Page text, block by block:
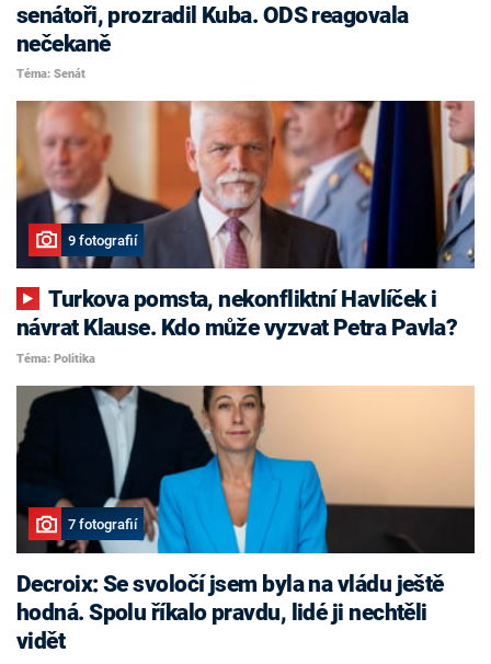
senátoři, prozradil Kuba. ODS reagovala
nečekaně
Téma: Senát
9 fotografií
Turkova pomsta, nekonfliktní Havlíček i
návrat Klause. Kdo může vyzvat Petra Pavla?
Téma: Politika
7 fotografií
Decroix: Se svoločí jsem byla na vládu ještě
hodná. Spolu říkalo pravdu, lidé ji nechtěli
vidět